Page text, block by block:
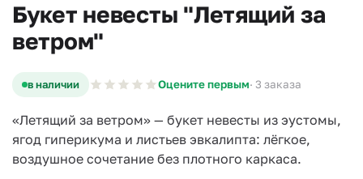
Букет невесты "Летящий за
ветром"
в наличии Оцените первым· 3 заказа
«Летящий за ветром» — букет невесты из эустомы,
ягод гиперикума и листьев эвкалипта: лёгкое,
воздушное сочетание без плотного каркаса.